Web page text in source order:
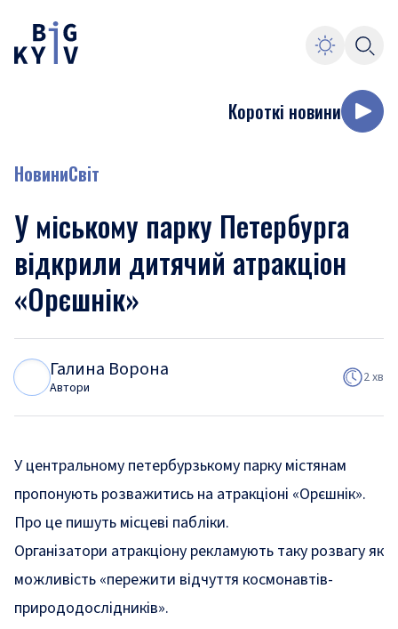
Короткі новини
НовиниСвіт
У міському парку Петербурга
відкрили дитячий атракціон
«Орєшнік»
Галина Ворона
Автори
2 хв
У центральному петербурзькому парку містянам
пропонують розважитись на атракціоні «Орєшнік».
Про це пишуть місцеві пабліки.
Організатори атракціону рекламують таку розвагу як
можливість «пережити відчуття космонавтів-
природодослідників».